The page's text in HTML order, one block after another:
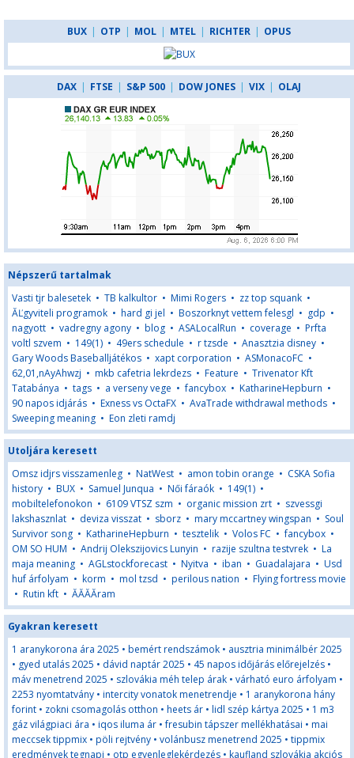
BUX | OTP | MOL | MTEL | RICHTER | OPUS
DAX | FTSE | S&P 500 | DOW JONES | VIX | OLAJ
Népszerű tartalmak
Vasti tjr balesetek • TB kalkultor • Mimi Rogers • zz top squank •
ĂĽgyviteli programok • hard gi jel • Boszorknyt vettem felesgl • gdp •
nagyott • vadregny agony • blog • ASALocalRun • coverage • Prfta
voltl szvem • 149(1) • 49ers schedule • r tzsde • Anasztzia disney •
Gary Woods Baseballjátékos • xapt corporation • ASMonacoFC •
62,01,nAyAhwzj • mkb cafetria lekrdezs • Feature • Trivenator Kft
Tatabánya • tags • a verseny vege •fancybox • KatharineHepburn •
90 napos idjárás • Exness vs OctaFX • AvaTrade withdrawal methods •
Sweeping meaning • Eon zleti ramdj
Utoljára keresett
Omsz idjrs visszamenleg • NatWest • amon tobin orange • CSKA Sofia
history • BUX • Samuel Junqua • Női fáraók • 149(1) •
mobiltelefonokon • 6109 VTSZ szm • organic mission zrt • szvessgi
lakshasznlat • deviza visszat • sborz • mary mccartney wingspan • Soul
Survivor song • KatharineHepburn • tesztelik • Volos FC •fancybox •
OM SO HUM • Andrij Olekszijovics Lunyin • razije szultna testvrek • La
maja meaning • AGLstockforecast • Nyitva • iban • Guadalajara • Usd
huf árfolyam • korm • mol tzsd • perilous nation • Flying fortress movie
• Rutin kft • ĂĂĂĂram
Gyakran keresett
1 aranykorona ára 2025 • bemért rendszámok • ausztria minimálbér 2025
• gyed utalás 2025 • dávid naptár 2025 • 45 napos időjárás előrejelzés •
máv menetrend 2025 • szlovákia méh telep árak • várható euro árfolyam •
2253 nyomtatvány • intercity vonatok menetrendje • 1 aranykorona hány
forint • zokni csomagolás otthon • heets ár • lidl szép kártya 2025 • 1 m3
gáz világpiaci ára • iqos iluma ár •fresubin tápszer mellékhatásai • mai
meccsek tippmix • pöli rejtvény • volánbusz menetrend 2025 • tippmix
eredmények tegnapi • otp egyenleglekérdezés • kaufland szlovákia akciós